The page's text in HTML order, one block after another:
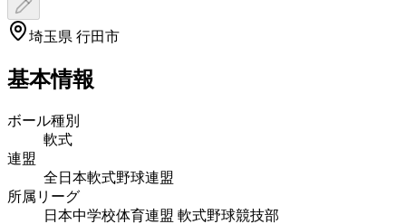
埼玉県 行田市
基本情報
ボール種別
軟式
連盟
全日本軟式野球連盟
所属リーグ
日本中学校体育連盟 軟式野球競技部